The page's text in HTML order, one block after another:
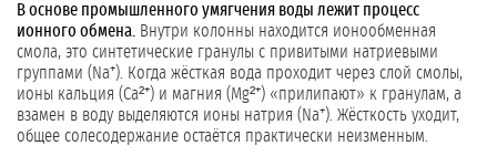
В основе промышленного умягчения воды лежит процесс
ионного обмена. Внутри колонны находится ионообменная
смола, это синтетические гранулы с привитыми натриевыми
группами (Na⁺). Когда жёсткая вода проходит через слой смолы,
ионы кальция (Ca²⁺) и магния (Mg²⁺) «прилипают» к гранулам, а
взамен в воду выделяются ионы натрия (Na⁺). Жёсткость уходит,
общее солесодержание остаётся практически неизменным.